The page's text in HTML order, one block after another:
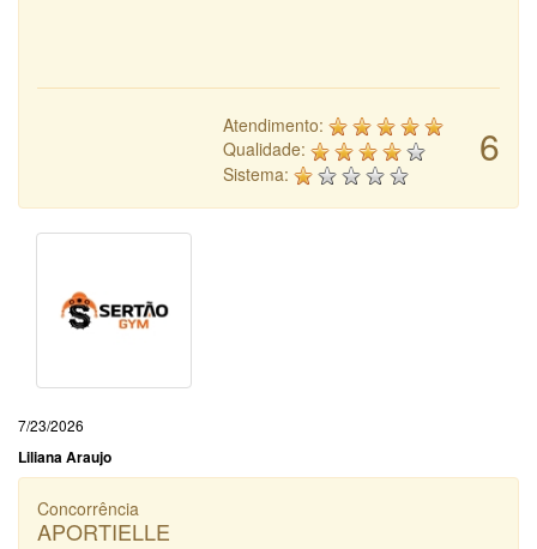
6
Atendimento:
Qualidade:
Sistema:
7/23/2026
Liliana Araujo
Concorrência
APORTIELLE